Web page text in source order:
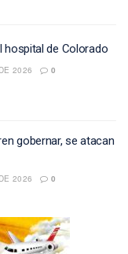
hospital de Colorado
2026 0
gobernar, se atacan
2026 0